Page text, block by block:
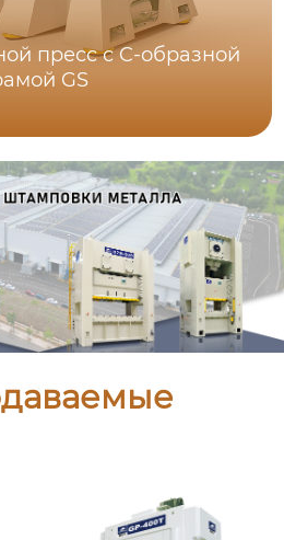
пресс с C-образной
GS